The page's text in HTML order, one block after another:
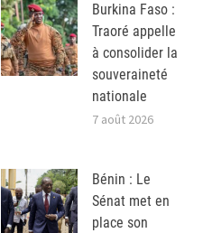
Burkina Faso :
Traoré appelle
à consolider la
souveraineté
nationale
7 août 2026
Bénin : Le
Sénat met en
place son